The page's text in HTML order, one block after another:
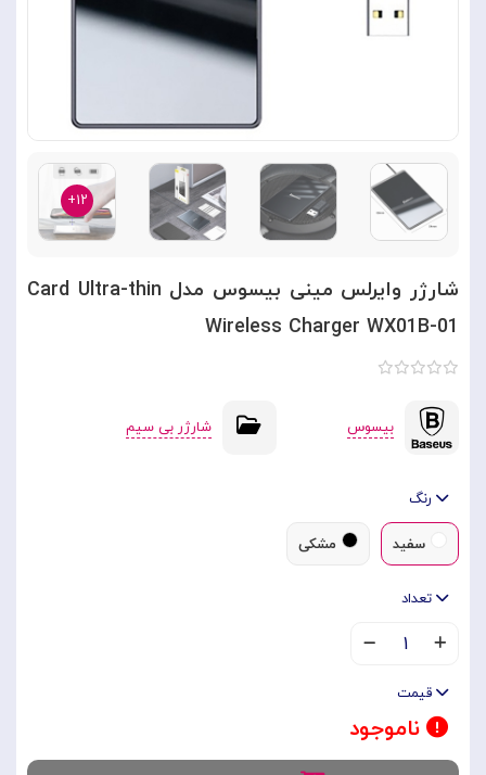
۱۲+
شارژر وایرلس مینی بیسوس مدل Card Ultra-thin
Wireless Charger WX01B-01
بیسوس شارژر بی سیم
رنگ
سفید مشکی
تعداد
۱
قیمت
ناموجود